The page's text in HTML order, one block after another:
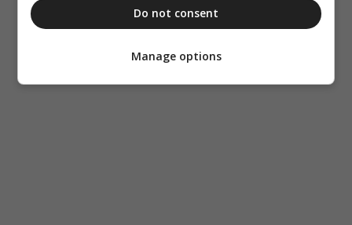
Do not consent
Manage options